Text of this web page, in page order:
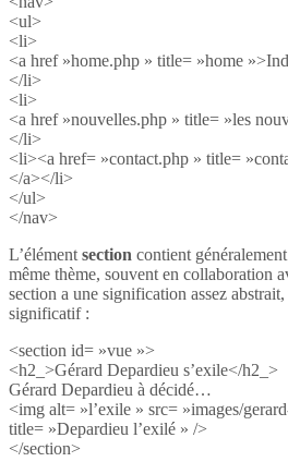
<ul>
<li>
<a href »home.php » title= »home
</li>
<li>
<a href »nouvelles.php » title= »les
</li>
<li><a href= »contact.php » title=
</a></li>
</ul>
</nav>
L’élément section contient
même thème, souvent en collaboration
section a une signification assez
significatif :
<section id= »vue »>
<h2_>Gérard Depardieu s’exile</h2_>
Gérard Depardieu à décidé…
<img alt= »l’exile » src= »images/
title= »Depardieu l’exilé » />
</section>